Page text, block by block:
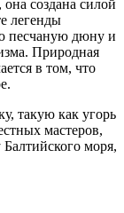
создана силой
легенды
песчаную дюну и
Природная
в том, что
такую как угорь
мастеров,
моря,